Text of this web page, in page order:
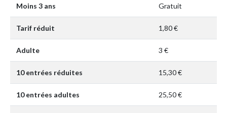
Moins 3 ans Gratuit
Tarif réduit 1,80 €
Adulte 3 €
10 entrées réduites 15,30 €
10 entrées adultes 25,50 €